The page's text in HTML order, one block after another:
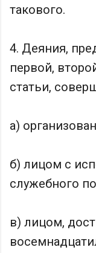
такового.
4. Деяния,
первой,
статьи,
а)
б) лицом с
служебного
в) лицом,